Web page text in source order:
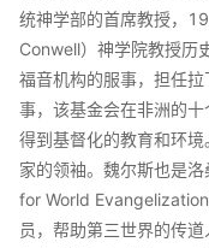
统神学部的首席教授，
Conwell）神学院教授历
福音机构的服事，担任
事，该基金会在非洲的
得到基督化的教育和环
家的领袖。魏尔斯也是
for World
员，帮助第三世界的传